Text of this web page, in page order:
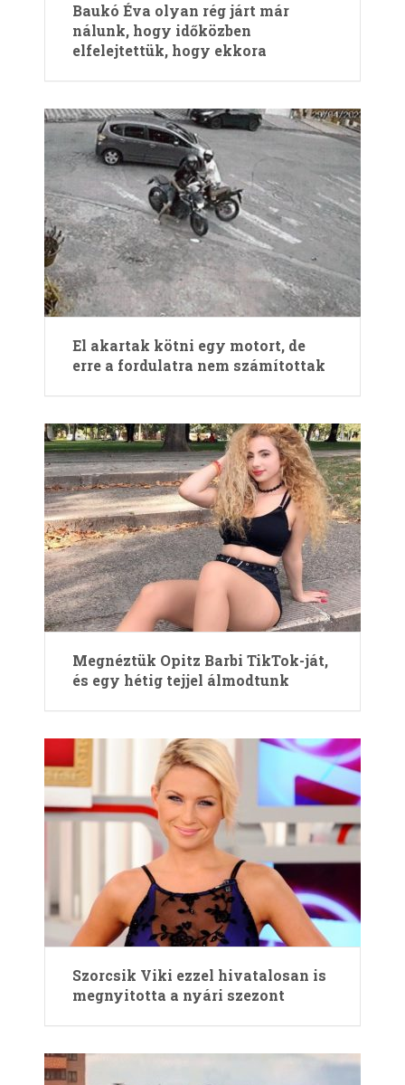
Baukó Éva olyan rég járt már
nálunk, hogy időközben
elfelejtettük, hogy ekkora
El akartak kötni egy motort, de
erre a fordulatra nem számítottak
Megnéztük Opitz Barbi TikTok-ját,
és egy hétig tejjel álmodtunk
Szorcsik Viki ezzel hivatalosan is
megnyitotta a nyári szezont